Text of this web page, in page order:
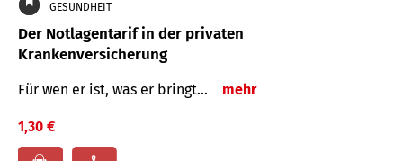
GESUNDHEIT
Der Notlagentarif in der privaten
Krankenversicherung
Für wen er ist, was er bringt… mehr
1,30 €